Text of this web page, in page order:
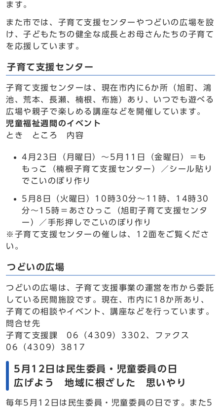
ます。
また市では、子育て支援センターやつどいの広場を設
け、子どもたちの健全な成長とお母さんたちの子育て
を応援しています。
子育て支援センター
子育て支援センターは、現在市内に6か所（旭町、鴻
池、荒本、長瀬、楠根、布施）あり、いつでも遊べる
広場や親子で楽しめる講座などを開催しています。
児童福祉週間のイベント
とき ところ 内容
4月23日（月曜日）～5月11日（金曜日）＝も
もっこ（楠根子育て支援センター）／シール貼り
でこいのぼり作り
5月8日（火曜日）10時30分～11時、14時30
分～15時＝あさひっこ（旭町子育て支援センタ
ー）／手形押しでこいのぼり作り
※子育て支援センターの催しは、12面をご覧くださ
い。
つどいの広場
つどいの広場は、子育て支援事業の運営を市から委託
している民間施設です。現在、市内に18か所あり、
子育ての相談やイベント、講座などを行っています。
問合せ先
子育て支援課 06（4309）3302、ファクス
06（4309）3817
5月12日は民生委員・児童委員の日
広げよう 地域に根ざした 思いやり
毎年5月12日は民生委員・児童委員の日です。また5